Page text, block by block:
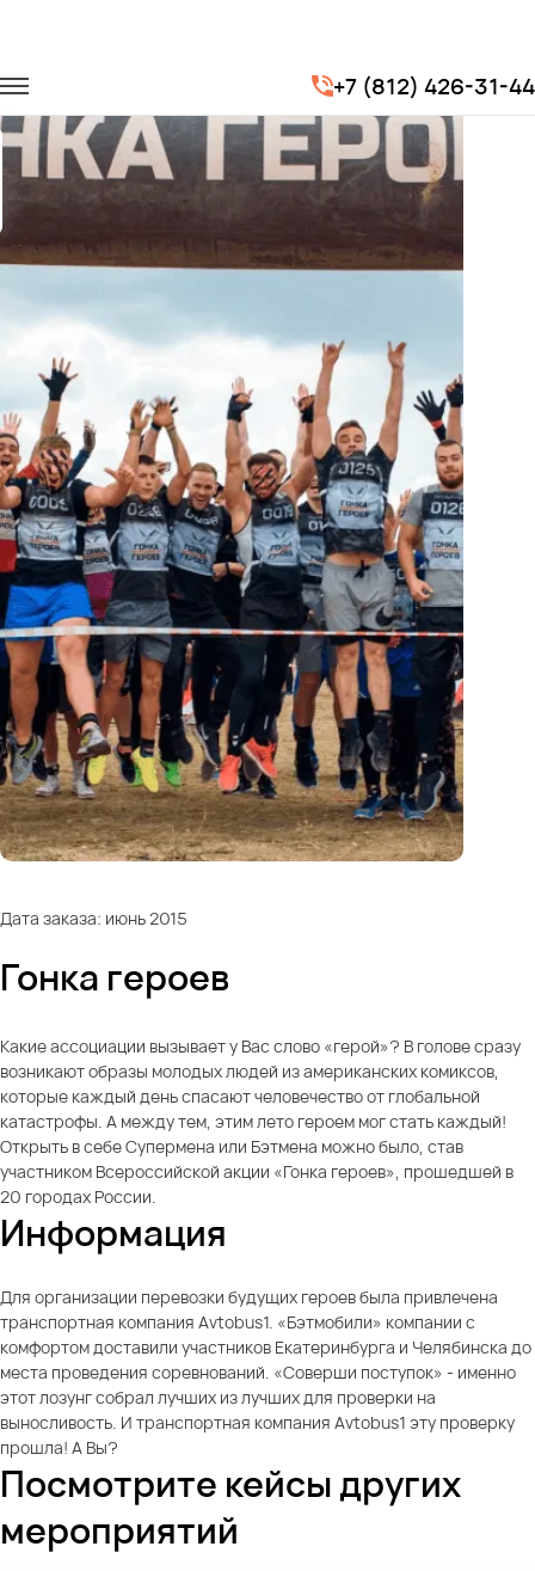
+7 (812) 426-31-44
Городские перевозки
Дата заказа: июнь 2015
Гонка героев
Какие ассоциации вызывает у Вас слово «герой»? В голове сразу
возникают образы молодых людей из американских комиксов,
которые каждый день спасают человечество от глобальной
катастрофы. А между тем, этим лето героем мог стать каждый!
Открыть в себе Супермена или Бэтмена можно было, став
участником Всероссийской акции «Гонка героев», прошедшей в
20 городах России.
Информация
Для организации перевозки будущих героев была привлечена
транспортная компания Avtobus1. «Бэтмобили» компании с
комфортом доставили участников Екатеринбурга и Челябинска до
места проведения соревнований. «Соверши поступок» - именно
этот лозунг собрал лучших из лучших для проверки на
выносливость. И транспортная компания Avtobus1 эту проверку
прошла! А Вы?
Посмотрите кейсы других
мероприятий